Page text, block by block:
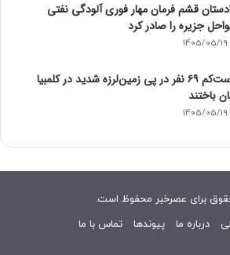
قشم فرمان مهار فوری آلودگی نفتی
جزیره را صادر کرد
1405/05/19
دست‌کم ۶۹ نفر در پی زمین‌لرزه شدید در کلمبیا
باختند
1405/05/19
برای عصرخبر محفوظ است.
درباره ما پیوندها تماس با ما